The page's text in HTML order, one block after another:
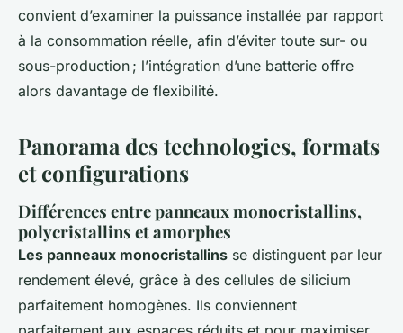
convient d’examiner la puissance installée par rapport
à la consommation réelle, afin d’éviter toute sur- ou
sous-production ; l’intégration d’une batterie offre
alors davantage de flexibilité.
Panorama des technologies, formats
et configurations
Différences entre panneaux monocristallins,
polycristallins et amorphes
Les panneaux monocristallins se distinguent par leur
rendement élevé, grâce à des cellules de silicium
parfaitement homogènes. Ils conviennent